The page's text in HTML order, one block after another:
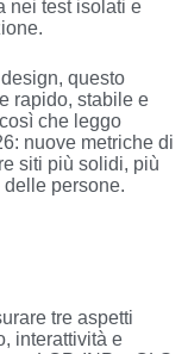
nei test isolati e
questo
rapido, stabile e
che leggo
nuove metriche di
siti più solidi, più
persone.
tre aspetti
interattività e